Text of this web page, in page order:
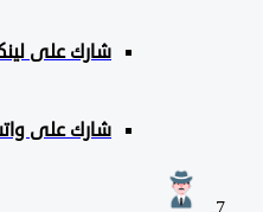
شارك على لينكد إن
شارك على واتس آب